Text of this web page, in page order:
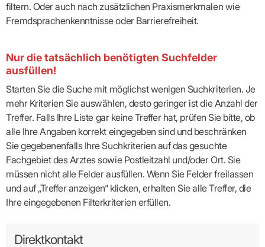
filtern. Oder auch nach zusätzlichen Praxismerkmalen wie
Fremdsprachenkenntnisse oder Barrierefreiheit.
Nur die tatsächlich benötigten Suchfelder
ausfüllen!
Starten Sie die Suche mit möglichst wenigen Suchkriterien. Je
mehr Kriterien Sie auswählen, desto geringer ist die Anzahl der
Treffer. Falls Ihre Liste gar keine Treffer hat, prüfen Sie bitte, ob
alle Ihre Angaben korrekt eingegeben sind und beschränken
Sie gegebenenfalls Ihre Suchkriterien auf das gesuchte
Fachgebiet des Arztes sowie Postleitzahl und/oder Ort. Sie
müssen nicht alle Felder ausfüllen. Wenn Sie Felder freilassen
und auf „Treffer anzeigen“ klicken, erhalten Sie alle Treffer, die
Ihre eingegebenen Filterkriterien erfüllen.
Direktkontakt